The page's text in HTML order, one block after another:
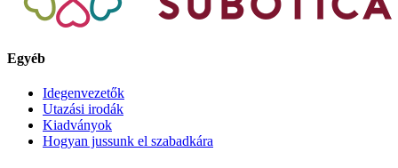
Egyéb
Idegenvezetők
Utazási irodák
Kiadványok
Hogyan jussunk el szabadkára